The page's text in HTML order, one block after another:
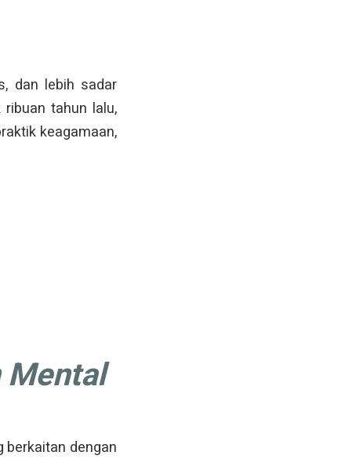
dan lebih sadar
tahun lalu,
keagamaan,
dengan